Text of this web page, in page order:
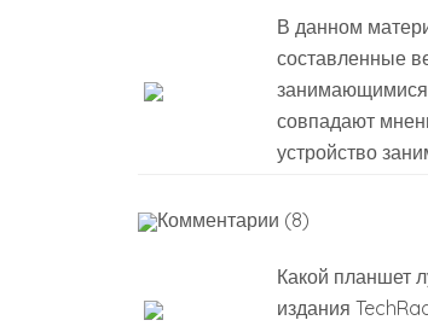
В данном
составленные
занимающимися
совпадают
устройство
Комментарии (8)
Какой планшет
издания